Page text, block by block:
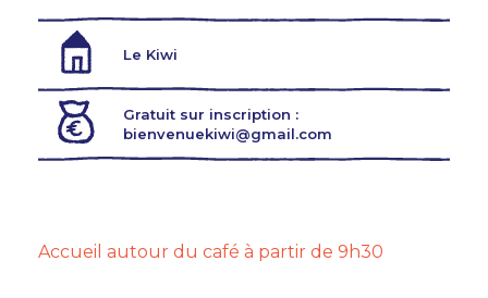
Le Kiwi
Gratuit sur inscription :
bienvenuekiwi@gmail.com
Accueil autour du café à partir de 9h30